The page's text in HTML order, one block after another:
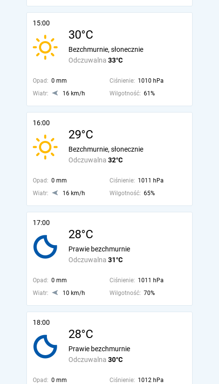
15:00
30°C
Odczuwalna 33°C
Bezchmurnie, słonecznie
Opad: 0 mm Ciśnienie: 1010 hPa
Wiatr:
16 km/h Wilgotność: 61%
16:00
29°C
Odczuwalna 32°C
Bezchmurnie, słonecznie
Opad: 0 mm Ciśnienie: 1011 hPa
Wiatr:
16 km/h Wilgotność: 65%
17:00
28°C
Odczuwalna 31°C
Prawie bezchmurnie
Opad: 0 mm Ciśnienie: 1011 hPa
Wiatr:
10 km/h Wilgotność: 70%
18:00
28°C
Odczuwalna 30°C
Prawie bezchmurnie
Opad: 0 mm Ciśnienie: 1012 hPa